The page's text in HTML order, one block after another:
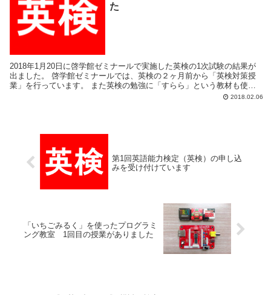
た
2018年1月20日に啓学館ゼミナールで実施した英検の1次試験の結果が
出ました。 啓学館ゼミナールでは、英検の２ヶ月前から「英検対策授
業」を行っています。 また英検の勉強に「すらら」という教材も使っ
2018.02.06
第1回英語能力検定（英検）の申し込
みを受け付けています
「いちごみるく」を使ったプログラミ
ング教室 1回目の授業がありました